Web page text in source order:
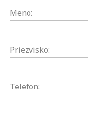
Meno:
Priezvisko:
Telefon: